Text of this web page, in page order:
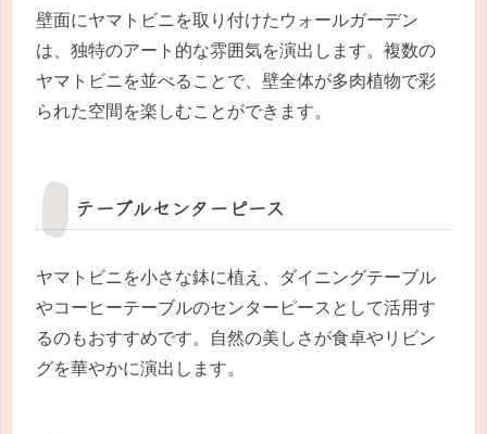
壁面にヤマトビニを取り付けたウォールガーデン
は、独特のアート的な雰囲気を演出します。複数の
ヤマトビニを並べることで、壁全体が多肉植物で彩
られた空間を楽しむことができます。
テーブルセンターピース
ヤマトビニを小さな鉢に植え、ダイニングテーブル
やコーヒーテーブルのセンターピースとして活用す
るのもおすすめです。自然の美しさが食卓やリビン
グを華やかに演出します。